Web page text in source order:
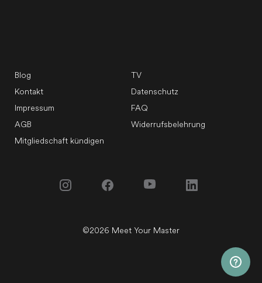
Blog
TV
Kontakt
Datenschutz
Impressum
FAQ
AGB
Widerrufsbelehrung
Mitgliedschaft kündigen
©2026 Meet Your Master